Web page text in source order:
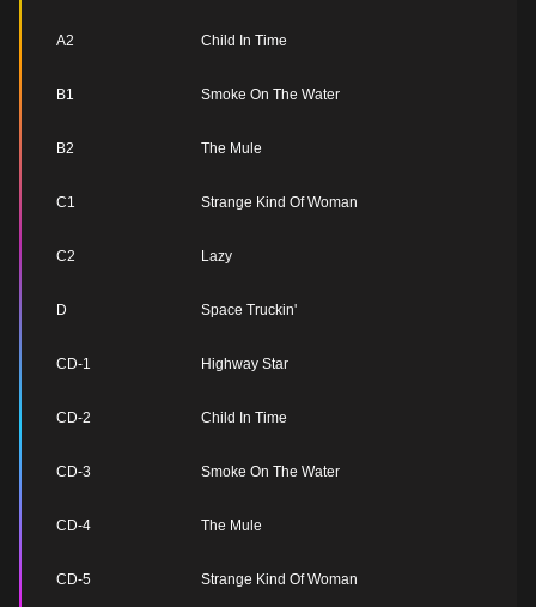
A2 Child In Time
B1 Smoke On The Water
B2 The Mule
C1 Strange Kind Of Woman
C2 Lazy
D Space Truckin'
CD-1 Highway Star
CD-2 Child In Time
CD-3 Smoke On The Water
CD-4 The Mule
CD-5 Strange Kind Of Woman